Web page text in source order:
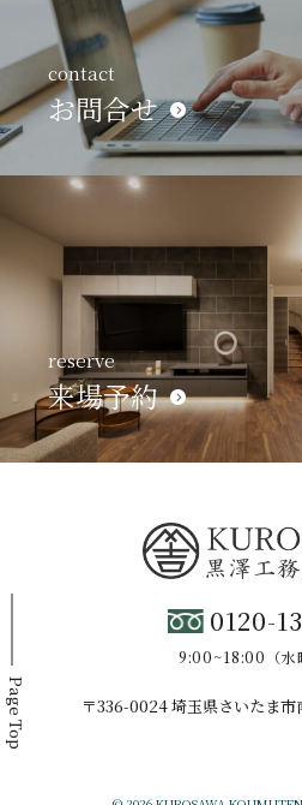
contact
お問合せ
reserve
来場予約
Page Top
0120-
9:00~18:00（水
〒336-0024 埼玉県さいたま